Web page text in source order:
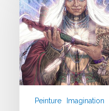
Peinture Imagination